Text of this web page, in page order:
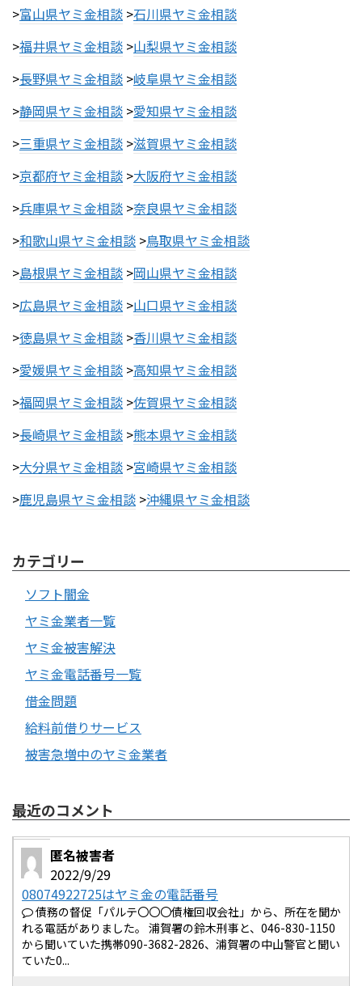
>富山県ヤミ金相談 >石川県ヤミ金相談
>福井県ヤミ金相談 >山梨県ヤミ金相談
>長野県ヤミ金相談 >岐阜県ヤミ金相談
>静岡県ヤミ金相談 >愛知県ヤミ金相談
>三重県ヤミ金相談 >滋賀県ヤミ金相談
>京都府ヤミ金相談 >大阪府ヤミ金相談
>兵庫県ヤミ金相談 >奈良県ヤミ金相談
>和歌山県ヤミ金相談 >鳥取県ヤミ金相談
>島根県ヤミ金相談 >岡山県ヤミ金相談
>広島県ヤミ金相談 >山口県ヤミ金相談
>徳島県ヤミ金相談 >香川県ヤミ金相談
>愛媛県ヤミ金相談 >高知県ヤミ金相談
>福岡県ヤミ金相談 >佐賀県ヤミ金相談
>長崎県ヤミ金相談 >熊本県ヤミ金相談
>大分県ヤミ金相談 >宮崎県ヤミ金相談
>鹿児島県ヤミ金相談 >沖縄県ヤミ金相談
カテゴリー
ソフト闇金
ヤミ金業者一覧
ヤミ金被害解決
ヤミ金電話番号一覧
借金問題
給料前借りサービス
被害急増中のヤミ金業者
最近のコメント
匿名被害者
2022/9/29
08074922725はヤミ金の電話番号
債務の督促「パルテ〇〇〇債権回収会社」から、所在を聞か
れる電話がありました。 浦賀署の鈴木刑事と、046-830-1150
から聞いていた携帯090-3682-2826、浦賀署の中山警官と聞い
ていた0...